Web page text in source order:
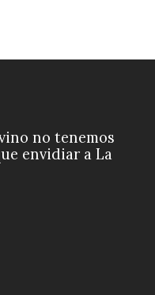
no tenemos
envidiar a La